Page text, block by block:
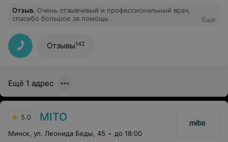
Отзыв. Очень отзывчивый и профессиональный врач,
спасибо большое за помощь.
Еще
Отзывы142
Ещё 1 адрес
5.0 MITO
Минск, ул. Леонида Беды, 45 до 18:00